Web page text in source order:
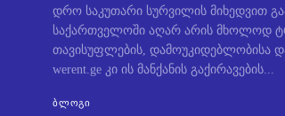
დრო საკუთარი სურვილის მიხედვით
საქართველოში აღარ არის მხოლოდ
თავისუფლების, დამოუკიდებლობისა
werent.ge კი ის მანქანის გაქირავების...
ᲑᲚᲝᲒᲘ